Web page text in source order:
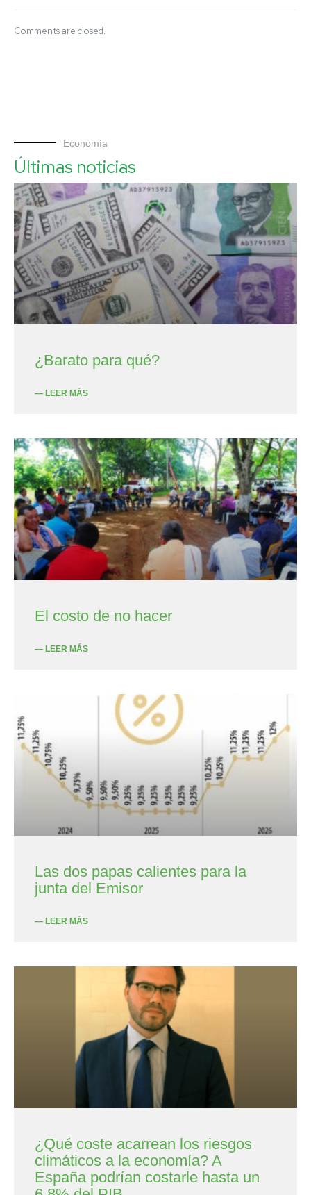
Comments are closed.
Economía
Últimas noticias
¿Barato para qué?
— LEER MÁS
El costo de no hacer
— LEER MÁS
Las dos papas calientes para la
junta del Emisor
— LEER MÁS
¿Qué coste acarrean los riesgos
climáticos a la economía? A
España podrían costarle hasta un